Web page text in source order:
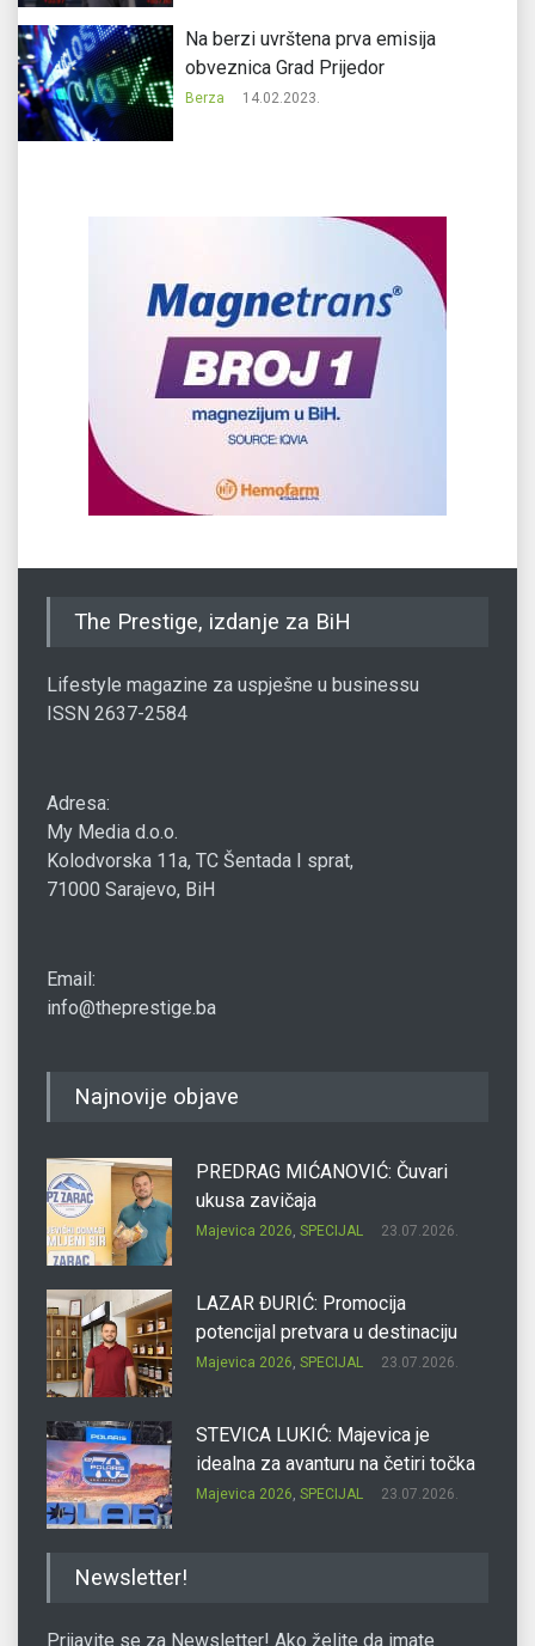
Na berzi uvrštena prva emisija
obveznica Grad Prijedor
Berza 14.02.2023.
The Prestige, izdanje za BiH
Lifestyle magazine za uspješne u businessu
ISSN 2637-2584
Adresa:
My Media d.o.o.
Kolodvorska 11a, TC Šentada I sprat,
71000 Sarajevo, BiH
Email:
info@theprestige.ba
Najnovije objave
PREDRAG MIĆANOVIĆ: Čuvari
ukusa zavičaja
Majevica 2026, SPECIJAL 23.07.2026.
LAZAR ĐURIĆ: Promocija
potencijal pretvara u destinaciju
Majevica 2026, SPECIJAL 23.07.2026.
STEVICA LUKIĆ: Majevica je
idealna za avanturu na četiri točka
Majevica 2026, SPECIJAL 23.07.2026.
Newsletter!
Prijavite se za Newsletter! Ako želite da imate